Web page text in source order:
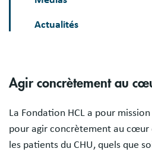
Actualités
Sections
Agir concrètement au
La Fondation HCL a pour
pour agir concrètement au cœur
les patients du CHU, quels que